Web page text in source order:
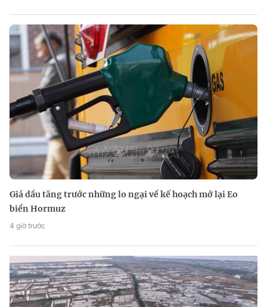
Giá dầu tăng trước những lo ngại về kế hoạch mở lại Eo
biển Hormuz
4 giờ trước